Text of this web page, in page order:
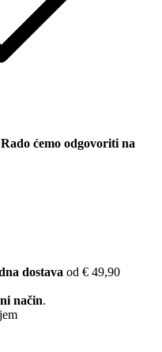
ćemo odgovoriti na
dostava od € 49,90
način.